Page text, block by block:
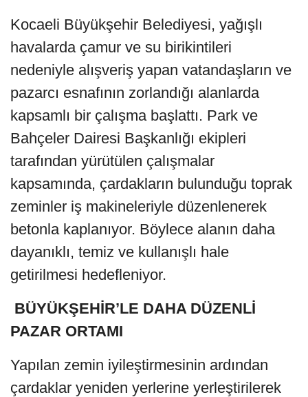
Kocaeli Büyükşehir Belediyesi, yağışlı
havalarda çamur ve su birikintileri
nedeniyle alışveriş yapan vatandaşların ve
pazarcı esnafının zorlandığı alanlarda
kapsamlı bir çalışma başlattı. Park ve
Bahçeler Dairesi Başkanlığı ekipleri
tarafından yürütülen çalışmalar
kapsamında, çardakların bulunduğu toprak
zeminler iş makineleriyle düzenlenerek
betonla kaplanıyor. Böylece alanın daha
dayanıklı, temiz ve kullanışlı hale
getirilmesi hedefleniyor.
BÜYÜKŞEHİR’LE DAHA DÜZENLİ
PAZAR ORTAMI
Yapılan zemin iyileştirmesinin ardından
çardaklar yeniden yerlerine yerleştirilerek